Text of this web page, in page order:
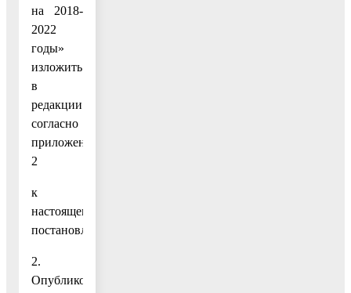
на 2018-
2022
годы»
изложить
в
редакции
согласно
приложению
2
к
настоящему
постановлению.
2.
Опубликовать